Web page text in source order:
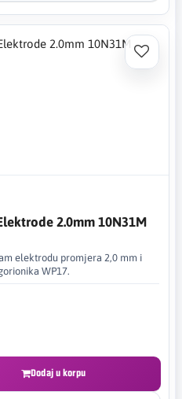
2.0mm 10N31M
elektrodu promjera 2,0 mm i
WP17.
Dodaj u korpu